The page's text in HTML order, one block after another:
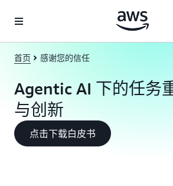
首页 感谢您的信任
Agentic AI 下的任务
与创新
点击下载白皮书